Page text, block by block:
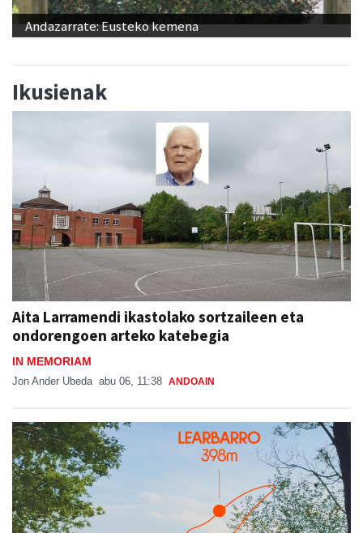
Andazarrate: Eusteko kemena
Ikusienak
Aita Larramendi ikastolako sortzaileen eta
ondorengoen arteko katebegia
IN MEMORIAM
Jon Ander Ubeda abu 06, 11:38 ANDOAIN